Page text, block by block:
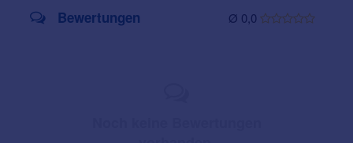
Ø 0,0
Bewertungen